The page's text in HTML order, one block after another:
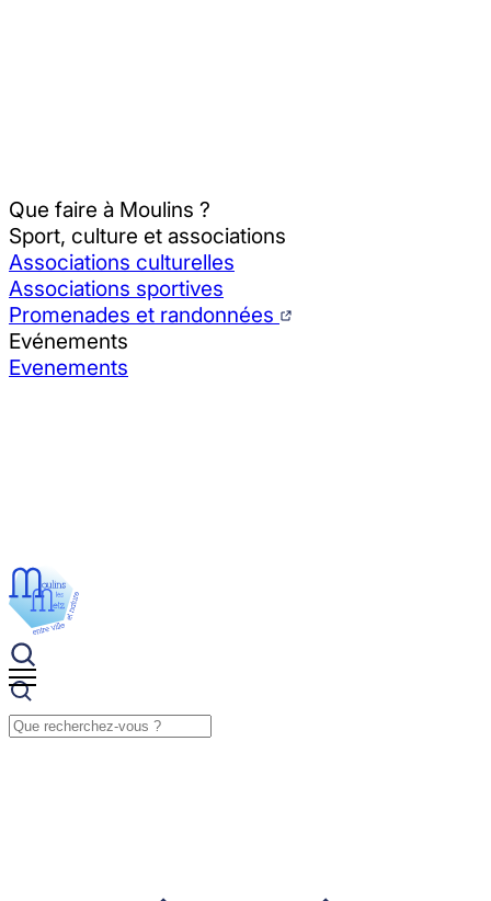
Que faire à Moulins ?
Sport, culture et associations
Associations culturelles
Associations sportives
Promenades et randonnées
Evénements
Evenements